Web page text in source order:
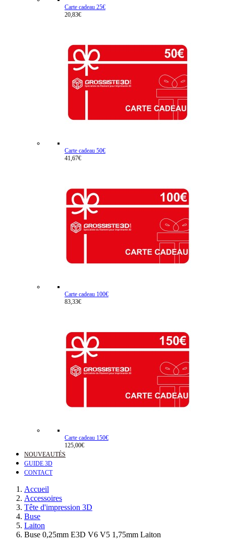
Carte cadeau 25€
20,83€
Carte cadeau 50€
41,67€
Carte cadeau 100€
83,33€
Carte cadeau 150€
125,00€
NOUVEAUTÉS
GUIDE 3D
CONTACT
Accueil
Accessoires
Tête d'impression 3D
Buse
Laiton
Buse 0,25mm E3D V6 V5 1,75mm Laiton